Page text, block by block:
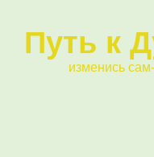
Путь к
изменись